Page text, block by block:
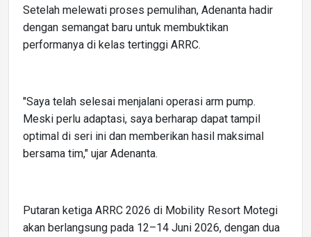
Setelah melewati proses pemulihan, Adenanta hadir
dengan semangat baru untuk membuktikan
performanya di kelas tertinggi ARRC.
"Saya telah selesai menjalani operasi arm pump.
Meski perlu adaptasi, saya berharap dapat tampil
optimal di seri ini dan memberikan hasil maksimal
bersama tim," ujar Adenanta.
Putaran ketiga ARRC 2026 di Mobility Resort Motegi
akan berlangsung pada 12–14 Juni 2026, dengan dua